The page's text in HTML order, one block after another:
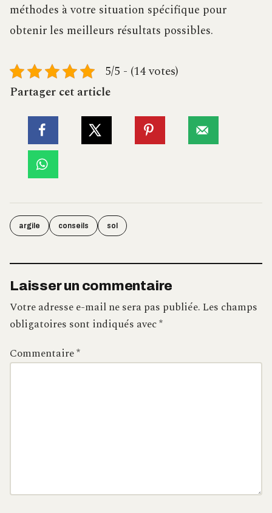
méthodes à votre situation spécifique pour
obtenir les meilleurs résultats possibles.
5/5 - (14 votes)
Partager cet article
argile conseils sol
Laisser un commentaire
Votre adresse e-mail ne sera pas publiée.Les champs
obligatoires sont indiqués avec*
Commentaire*